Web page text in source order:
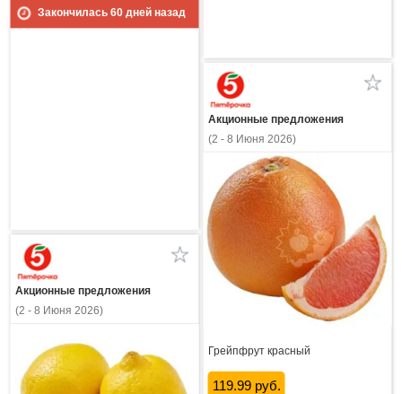
Закончилась 60дней назад
Акционные предложения
(2 - 8 Июня 2026)
Грейпфрут красный
119.99 руб.
Акционные предложения
(2 - 8 Июня 2026)